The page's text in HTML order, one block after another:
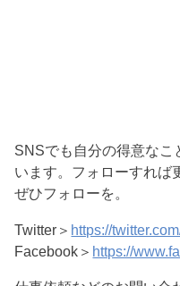
SNSでも自分の得意なこ
います。フォローすれば
ぜひフォローを。
Twitter＞ https://
Facebook＞ https://